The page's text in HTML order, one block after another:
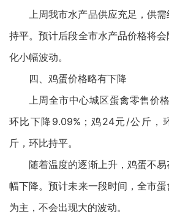
上周我市水产品供应充足，供
持平。预计后段全市水产品价格将
化小幅波动。
四、鸡蛋价格略有下降
上周全市中心城区蛋禽零售价
环比下降9.09%；鸡24元/公斤，
斤，环比持平。
随着温度的逐渐上升，鸡蛋不
幅下降。预计未来一段时间，全市
为主，不会出现大的波动。